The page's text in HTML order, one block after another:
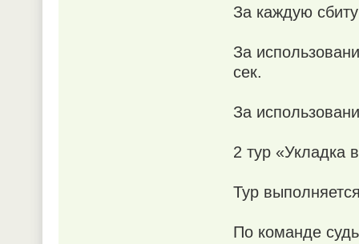
За каждую
За
сек.
За
2 тур «Укладка
Тур
По команде